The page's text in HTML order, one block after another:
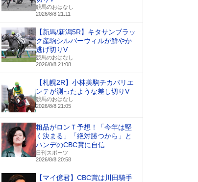
競馬のおはなし
2026/8/8 21:11
【新馬/新潟5R】キタサンブラッ
ク産駒シルバーウィルが鮮やか
逃げ切りV
競馬のおはなし
2026/8/8 21:08
【札幌2R】小林美駒チカバリエ
ンテが測ったような差し切りV
競馬のおはなし
2026/8/8 21:05
粗品がロンＴ予想！「今年は堅
く決まる」「絶対勝つから」と
ハンデのCBC賞に自信
日刊スポーツ
2026/8/8 20:58
【マイ億君】CBC賞は川田騎手